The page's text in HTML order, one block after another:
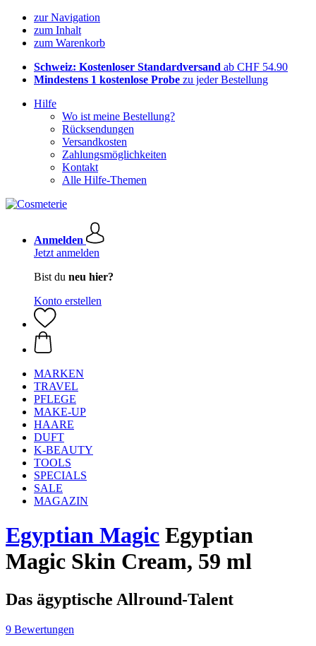
zur Navigation
zum Inhalt
zum Warenkorb
Schweiz: Kostenloser Standardversand ab CHF 54.90
Mindestens 1 kostenlose Probe zu jeder Bestellung
Hilfe
Wo ist meine Bestellung?
Rücksendungen
Versandkosten
Zahlungsmöglichkeiten
Kontakt
Alle Hilfe-Themen
Anmelden
Jetzt anmelden
Bist du neu hier?
Konto erstellen
MARKEN
TRAVEL
PFLEGE
MAKE-UP
HAARE
DUFT
K-BEAUTY
TOOLS
SPECIALS
SALE
MAGAZIN
Egyptian Magic Egyptian
Magic Skin Cream, 59 ml
Das ägyptische Allround-Talent
9 Bewertungen